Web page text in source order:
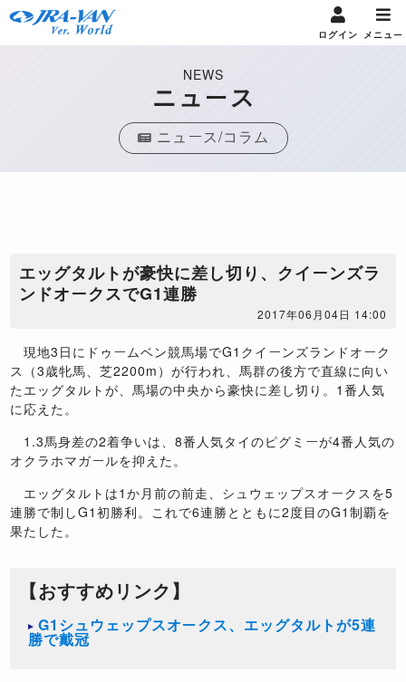
ログイン メニュー
NEWS
ニュース
ニュース/コラム
エッグタルトが豪快に差し切り、クイーンズラ
ンドオークスでG1連勝
2017年06月04日 14:00
現地3日にドゥームベン競馬場でG1クイーンズランドオーク
ス（3歳牝馬、芝2200m）が行われ、馬群の後方で直線に向い
たエッグタルトが、馬場の中央から豪快に差し切り。1番人気
に応えた。
1.3馬身差の2着争いは、8番人気タイのピグミーが4番人気の
オクラホマガールを抑えた。
エッグタルトは1か月前の前走、シュウェップスオークスを5
連勝で制しG1初勝利。これで6連勝とともに2度目のG1制覇を
果たした。
【おすすめリンク】
G1シュウェップスオークス、エッグタルトが5連
勝で戴冠